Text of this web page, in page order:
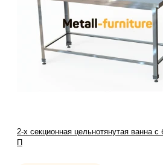
2-х секционная цельнотянутая ванна
П